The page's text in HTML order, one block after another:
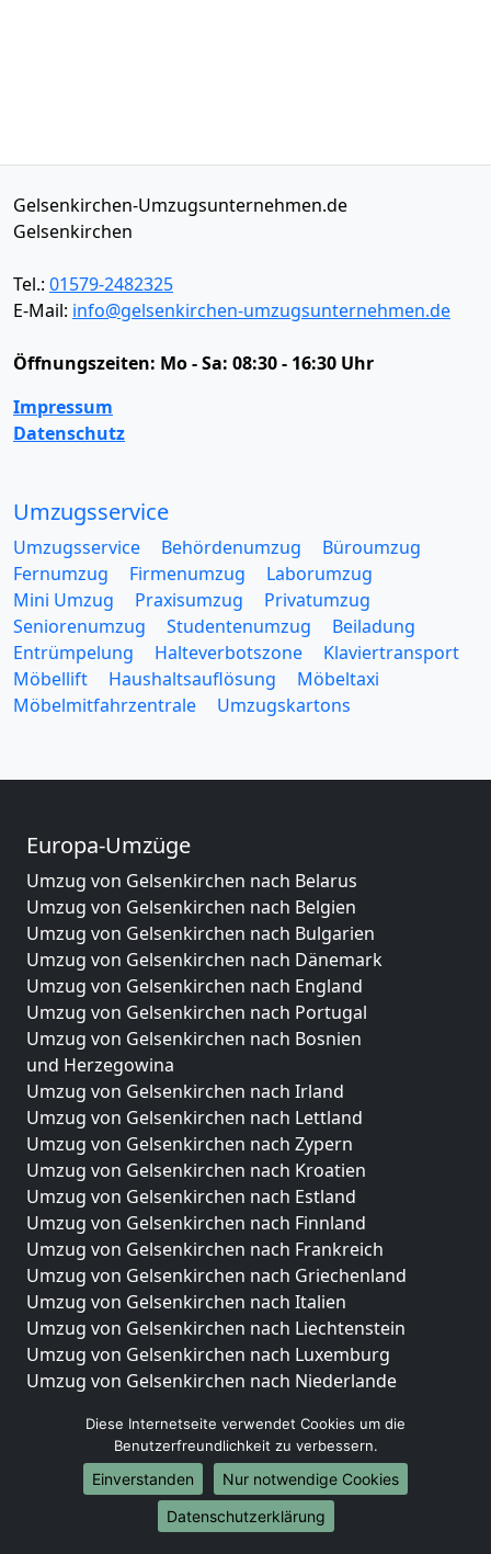
Gelsenkirchen-Umzugsunternehmen.de
Gelsenkirchen
Tel.: 01579-2482325
E-Mail: info@gelsenkirchen-umzugsunternehmen.de
Öffnungszeiten: Mo - Sa: 08:30 - 16:30 Uhr
Impressum
Datenschutz
Umzugsservice
Umzugsservice Behördenumzug
Büroumzug
Fernumzug
Firmenumzug
Laborumzug
Mini Umzug
Praxisumzug
Privatumzug
Seniorenumzug
Studentenumzug
Beiladung
Entrümpelung
Halteverbotszone
Klaviertransport
Möbellift
Haushaltsauflösung
Möbeltaxi
Möbelmitfahrzentrale
Umzugskartons
Europa-Umzüge
Umzug von Gelsenkirchen nach Belarus
Umzug von Gelsenkirchen nach Belgien
Umzug von Gelsenkirchen nach Bulgarien
Umzug von Gelsenkirchen nach Dänemark
Umzug von Gelsenkirchen nach England
Umzug von Gelsenkirchen nach Portugal
Umzug von Gelsenkirchen nach Bosnien
und Herzegowina
Umzug von Gelsenkirchen nach Irland
Umzug von Gelsenkirchen nach Lettland
Umzug von Gelsenkirchen nach Zypern
Umzug von Gelsenkirchen nach Kroatien
Umzug von Gelsenkirchen nach Estland
Umzug von Gelsenkirchen nach Finnland
Umzug von Gelsenkirchen nach Frankreich
Umzug von Gelsenkirchen nach Griechenland
Umzug von Gelsenkirchen nach Italien
Umzug von Gelsenkirchen nach Liechtenstein
Umzug von Gelsenkirchen nach Luxemburg
Umzug von Gelsenkirchen nach Niederlande
Umzüge-Deutschlandweit
Umzug von Gelsenkirchen nach Berlin
Umzug von Gelsenkirchen nach Hamburg
Umzug von Gelsenkirchen nach München
Diese Internetseite verwendet Cookies um die
Benutzerfreundlichkeit zu verbessern.
Einverstanden
Nur notwendige Cookies
Datenschutzerklärung